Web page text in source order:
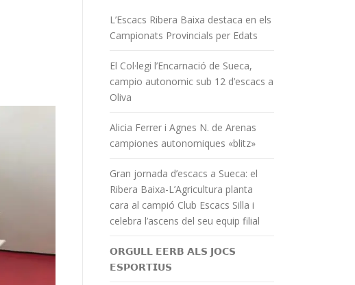
L’Escacs Ribera Baixa destaca en els
Campionats Provincials per Edats
El Col·legi l’Encarnació de Sueca,
campio autonomic sub 12 d’escacs a
Oliva
Alicia Ferrer i Agnes N. de Arenas
campiones autonomiques «blitz»
Gran jornada d’escacs a Sueca: el
Ribera Baixa-L’Agricultura planta
cara al campió Club Escacs Silla i
celebra l’ascens del seu equip filial
𝗢𝗥𝗚𝗨𝗟𝗟 𝗘𝗘𝗥𝗕 𝗔𝗟𝗦 𝗝𝗢𝗖𝗦
𝗘𝗦𝗣𝗢𝗥𝗧𝗜𝗨𝗦